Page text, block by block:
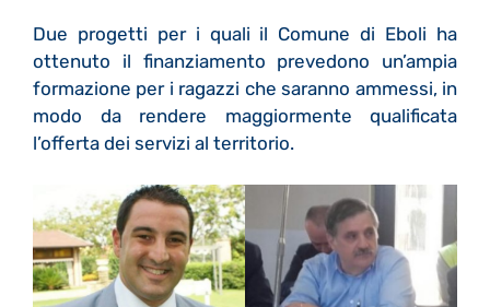
Due progetti per i quali il Comune di Eboli ha
ottenuto il finanziamento prevedono un’ampia
formazione per i ragazzi che saranno ammessi, in
modo da rendere maggiormente qualificata
l’offerta dei servizi al territorio.